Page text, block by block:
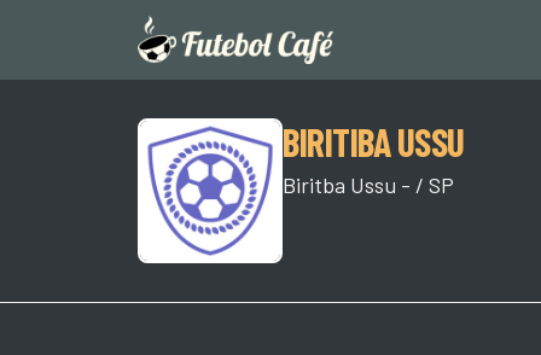
BIRITIBA USSU
Biritba Ussu - / SP